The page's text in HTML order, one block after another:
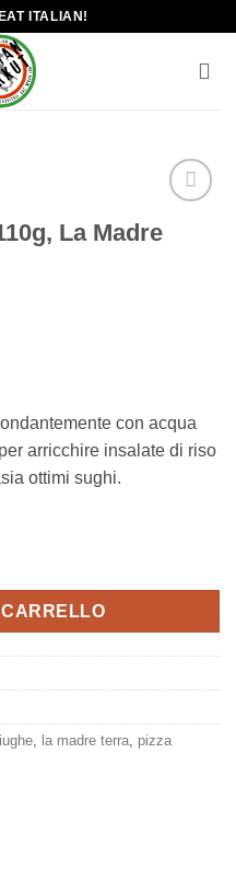
ITALIAN!
wishlist
La Madre
con acqua
arricchire insalate di riso
ottimi sughi.
Terra quantità
la madre terra pizza